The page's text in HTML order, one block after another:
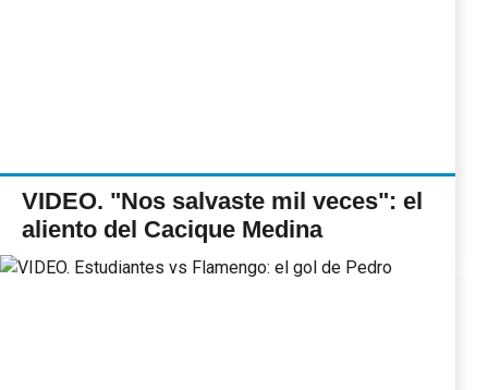
VIDEO. "Nos salvaste mil veces": el
aliento del Cacique Medina